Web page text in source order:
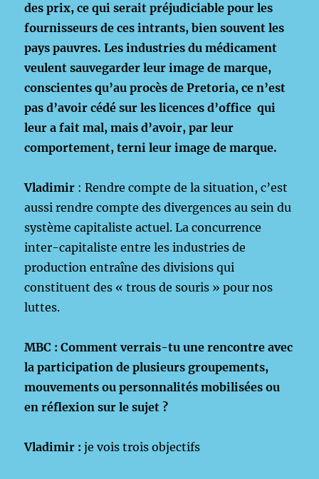
des prix, ce qui serait préjudiciable pour les
fournisseurs de ces intrants, bien souvent les
pays pauvres. Les industries du médicament
veulent sauvegarder leur image de marque,
conscientes qu’au procès de Pretoria, ce n’est
pas d’avoir cédé sur les licences d’office qui
leur a fait mal, mais d’avoir, par leur
comportement, terni leur image de marque.
Vladimir : Rendre compte de la situation, c’est
aussi rendre compte des divergences au sein du
système capitaliste actuel. La concurrence
inter-capitaliste entre les industries de
production entraîne des divisions qui
constituent des « trous de souris » pour nos
luttes.
MBC : Comment verrais-tu une rencontre avec
la participation de plusieurs groupements,
mouvements ou personnalités mobilisées ou
en réflexion sur le sujet ?
Vladimir :je vois trois objectifs